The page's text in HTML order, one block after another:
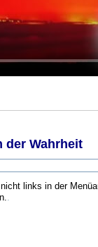
der Wahrheit
links in der
.